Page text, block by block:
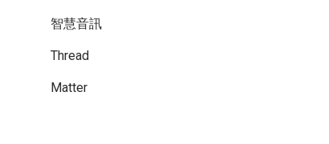
智慧音訊
Thread
Matter